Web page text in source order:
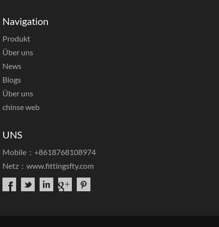
Navigation
Produkt
Über uns
News
Blogs
Über uns
chinse web
UNS
Mobile：+8618768108974
Netz： www.fittingsfty.com